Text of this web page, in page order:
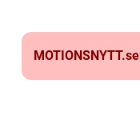
MOTIONSNYTT.se